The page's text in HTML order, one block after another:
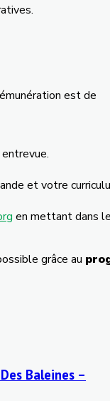
est de
et votre
en mettant dans
grâce au
Baleines –